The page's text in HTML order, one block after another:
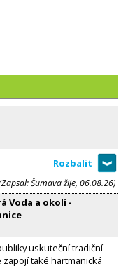
Šumava žije, 06.08.26)
Voda a okolí -
uskuteční tradiční
zapojí také hartmanická